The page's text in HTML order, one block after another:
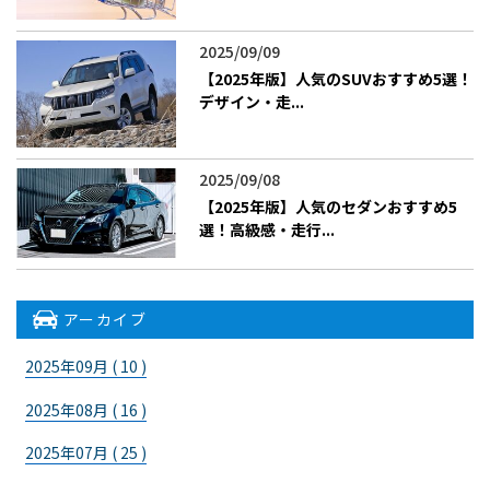
2025/09/09
【2025年版】人気のSUVおすすめ5選！
デザイン・走...
2025/09/08
【2025年版】人気のセダンおすすめ5
選！高級感・走行...
アーカイブ
2025年09月 ( 10 )
2025年08月 ( 16 )
2025年07月 ( 25 )